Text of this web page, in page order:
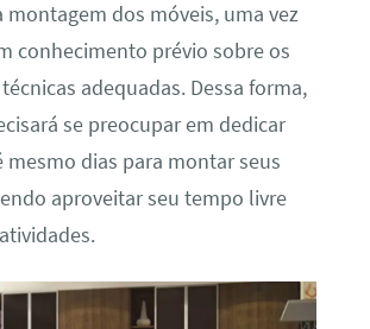
montagem dos móveis, uma vez
conhecimento prévio sobre os
adequadas. Dessa forma,
se preocupar em dedicar
mesmo dias para montar seus
aproveitar seu tempo livre